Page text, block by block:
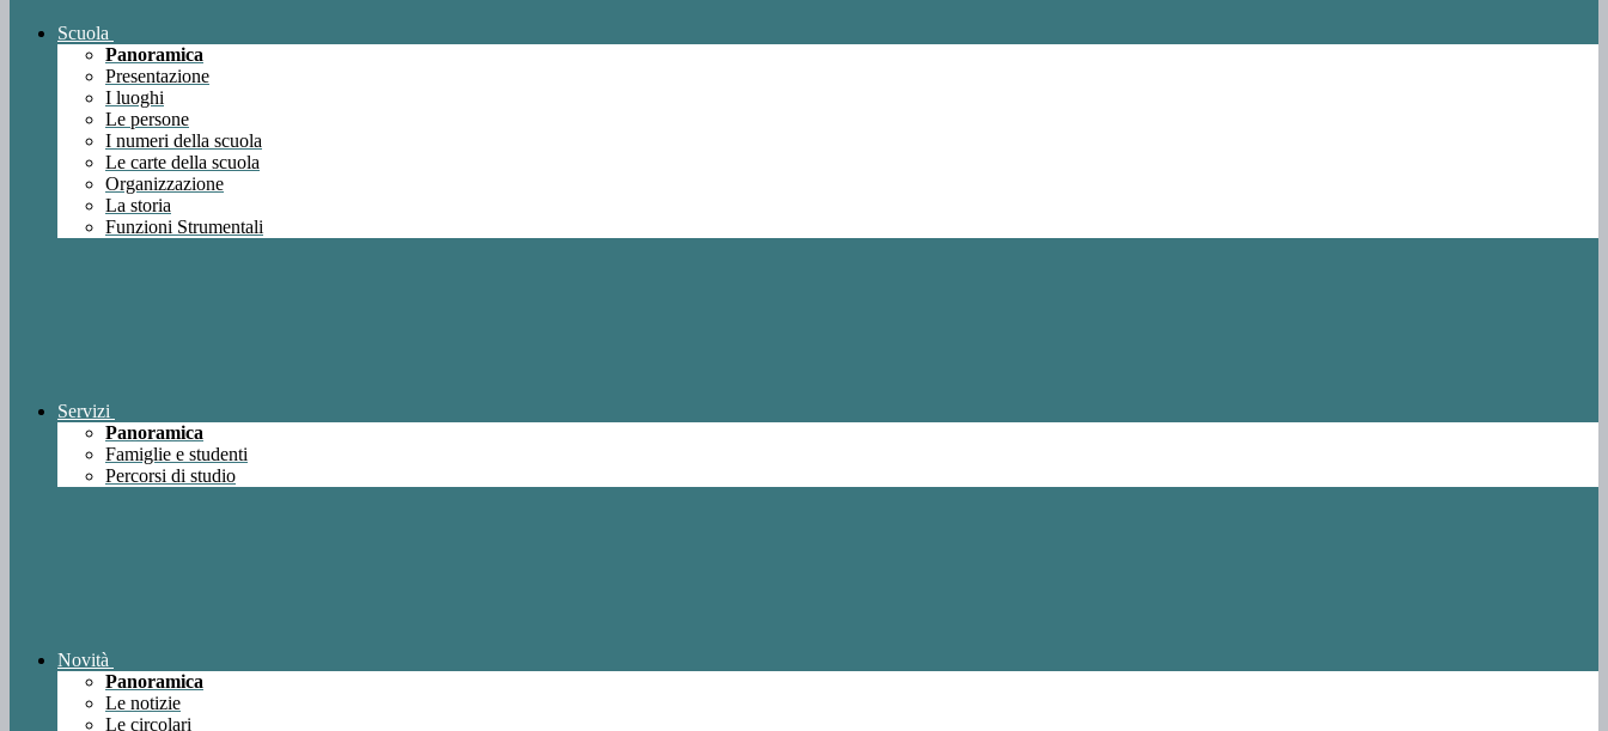
Scuola
Panoramica
Presentazione
I luoghi
Le persone
I numeri della scuola
Le carte della scuola
Organizzazione
La storia
Funzioni Strumentali
Servizi
Panoramica
Famiglie e studenti
Percorsi di studio
Novità
Panoramica
Le notizie
Le circolari